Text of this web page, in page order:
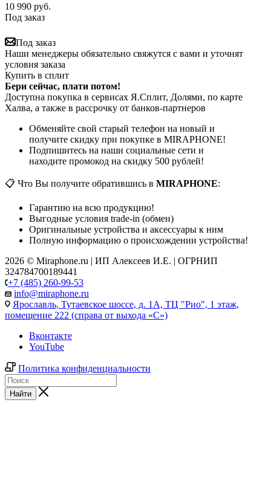
10 990 руб.
Под заказ
Под заказ
Наши менеджеры обязательно свяжутся с вами и уточнят
условия заказа
Купить в сплит
Бери сейчас, плати потом!
Доступна покупка в сервисах Я.Сплит, Долями, по карте
Халва, а также в рассрочку от банков-партнеров
Обменяйте свой старый телефон на новый и
получите скидку при покупке в MIRAPHONE!
Подпишитесь на наши социальные сети и
находите промокод на скидку 500 рублей!
📋 Что Вы получите обратившись в MIRAPHONE:
Гарантию на всю продукцию!
Выгодные условия trade-in (обмен)
Оригинальные устройства и аксессуары к ним
Полную информацию о происхождении устройства!
2026 © Miraphone.ru | ИП Алексеев И.Е. | ОГРНИП
324784700189441
+7 (485) 260-99-53
info@miraphone.ru
Ярославль, Тутаевское шоссе, д. 1А, ТЦ "Рио", 1 этаж,
помещение 222 (справа от выхода «С»)
Вконтакте
YouTube
Политика конфиденциальности
Найти